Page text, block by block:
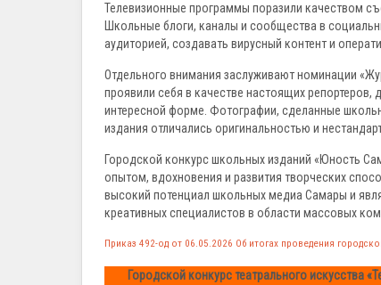
Телевизионные программы поразили качеством
Школьные блоги, каналы и сообщества в
аудиторией, создавать вирусный контент и
Отдельного внимания заслуживают номинации
проявили себя в качестве настоящих
интересной форме. Фотографии, сделанные
издания отличались оригинальностью и
Городской конкурс школьных изданий «Юность
опытом, вдохновения и развития творческих
высокий потенциал школьных медиа Самары и
креативных специалистов в области массовых
Приказ 492-од от 06.05.2026 Об итогах проведения
Городской конкурс театрального искусства